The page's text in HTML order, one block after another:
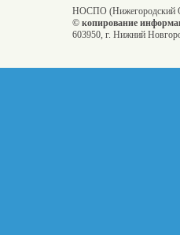
НОСПО (Нижегородский
© копирование
603950, г. Нижний